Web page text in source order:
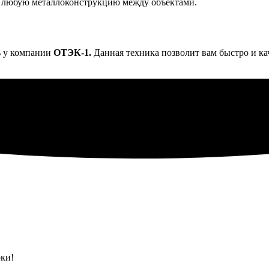
у компании ОТЭК-1. Данная техника позволит вам быстро и